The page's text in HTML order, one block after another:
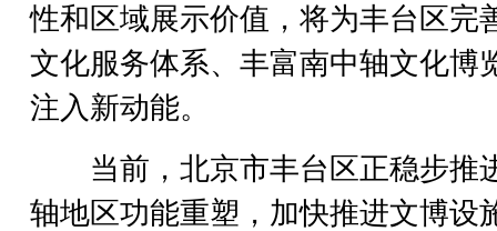
性和区域展示价值，将为丰台区完
文化服务体系、丰富南中轴文化博
注入新动能。
当前，北京市丰台区正稳步推
轴地区功能重塑，加快推进文博设